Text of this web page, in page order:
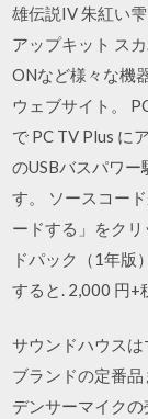
雄伝説IV 朱紅い
アップキット ス
ONなど様々な機
ウェブサイト。
で PC TV Plus に
のUSBバスパワ
す。 ソースコー
ードする」をクリ
ドパック（1年版
すると. 2,000 円+
サウンドハウス
ブランドの定番
デンサーマイクの